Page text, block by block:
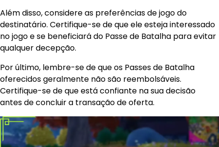
Além disso, considere as preferências de jogo do
destinatário. Certifique-se de que ele esteja interessado
no jogo e se beneficiará do Passe de Batalha para evitar
qualquer decepção.
Por último, lembre-se de que os Passes de Batalha
oferecidos geralmente não são reembolsáveis.
Certifique-se de que está confiante na sua decisão
antes de concluir a transação de oferta.